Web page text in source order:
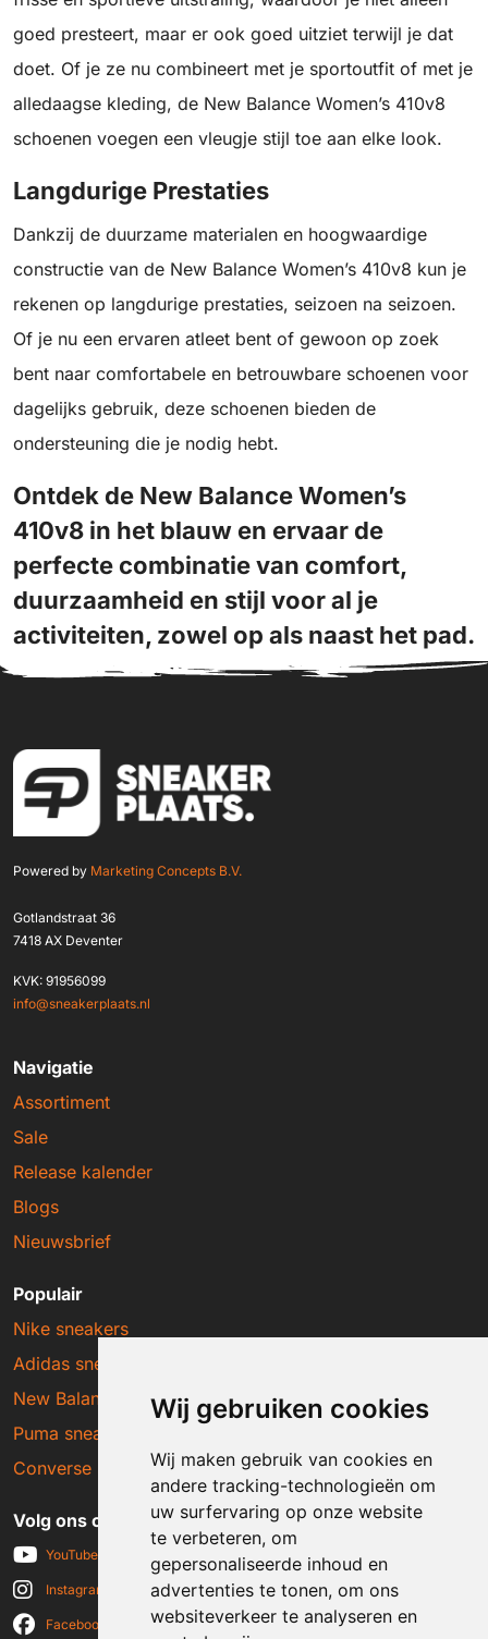
Wij gebruiken cookies
Wij maken gebruik van cookies en
andere tracking-technologieën om
uw surfervaring op onze website
te verbeteren, om
gepersonaliseerde inhoud en
advertenties te tonen, om ons
websiteverkeer te analyseren en
goed presteert, maar er ook goed uitziet terwijl je dat
doet. Of je ze nu combineert met je sportoutfit of met je
alledaagse kleding, de New Balance Women’s 410v8
schoenen voegen een vleugje stijl toe aan elke look.
Langdurige Prestaties
Dankzij de duurzame materialen en hoogwaardige
constructie van de New Balance Women’s 410v8 kun je
rekenen op langdurige prestaties, seizoen na seizoen.
Of je nu een ervaren atleet bent of gewoon op zoek
bent naar comfortabele en betrouwbare schoenen voor
dagelijks gebruik, deze schoenen bieden de
ondersteuning die je nodig hebt.
Ontdek de New Balance Women’s
410v8 in het blauw en ervaar de
perfecte combinatie van comfort,
duurzaamheid en stijl voor al je
activiteiten, zowel op als naast het pad.
Powered by Marketing Concepts B.V.
Gotlandstraat 36
7418 AX Deventer
KVK: 91956099
info@sneakerplaats.nl
Navigatie
Assortiment
Sale
Release kalender
Blogs
Nieuwsbrief
Populair
Nike sneakers
Adidas sneakers
New Balance sneakers
Puma sneakers
Converse sneakers
Volg ons op social media
YouTube
Instagram
Facebook